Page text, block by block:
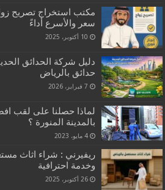
مكتب استخراج تصريح
سعر والأسرع أداءً‏
10 أكتوبر، 2025
دليل شركة الحدائق
حدائق بالرياض
7 فبراير، 2026
لماذا حصلنا على لقب
بالمدينة المنورة ؟
4 مايو، 2023
ريفيرني : شراء اثاث
وخدمة احترافية
26 أكتوبر، 2025